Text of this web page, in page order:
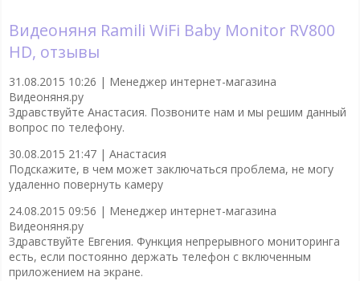
Видеоняня Ramili WiFi Baby Monitor RV800
HD, отзывы
31.08.2015 10:26 | Менеджер интернет-магазина
Видеоняня.ру
Здравствуйте Анастасия. Позвоните нам и мы решим данный
вопрос по телефону.
30.08.2015 21:47 | Анастасия
Подскажите, в чем может заключаться проблема, не могу
удаленно повернуть камеру
24.08.2015 09:56 | Менеджер интернет-магазина
Видеоняня.ру
Здравствуйте Евгения. Функция непрерывного мониторинга
есть, если постоянно держать телефон с включенным
приложением на экране.